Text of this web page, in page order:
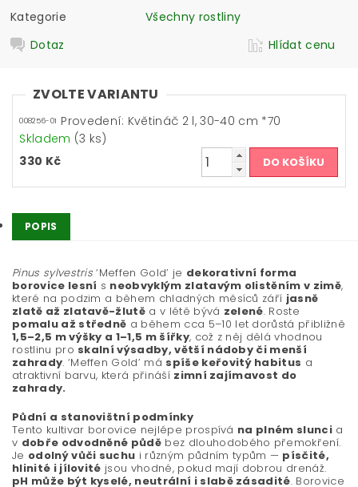
Kategorie
Všechny rostliny
Dotaz
Hlídat cenu
ZVOLTE VARIANTU
008256-01 Provedení: Květináč 2 l, 30-40 cm *70
Skladem (3 ks)
330 Kč
POPIS
Pinus sylvestris‘Meffen Gold’ je dekorativní forma
borovice lesní s neobvyklým zlatavým olistěním v zimě,
které na podzim a během chladných měsíců září jasně
zlatě až zlatavě-žlutě a v létě bývá zelené. Roste
pomalu až středně a během cca 5–10 let dorůstá přibližně
1,5–2,5 m výšky a 1–1,5 m šířky, což z něj dělá vhodnou
rostlinu pro skalní výsadby, větší nádoby či menší
zahrady. ‘Meffen Gold’ má spíše keřovitý habitus a
atraktivní barvu, která přináší zimní zajímavost do
zahrady.
Půdní a stanovištní podmínky
Tento kultivar borovice nejlépe prospívá na plném sluncia
v dobře odvodněné půdě bez dlouhodobého přemokření.
Je odolný vůči suchu i různým půdním typům — písčité,
hlinité i jílovité jsou vhodné, pokud mají dobrou drenáž.
pH může být kyselé, neutrální i slabě zásadité. Borovice